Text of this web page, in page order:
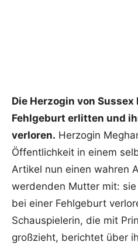
Die Herzogin von
Fehlgeburt erlitten und
verloren. Herzogin
Öffentlichkeit in einem
Artikel nun einen wahren
werdenden Mutter mit:
bei einer Fehlgeburt
Schauspielerin, die mit
großzieht, berichtet über